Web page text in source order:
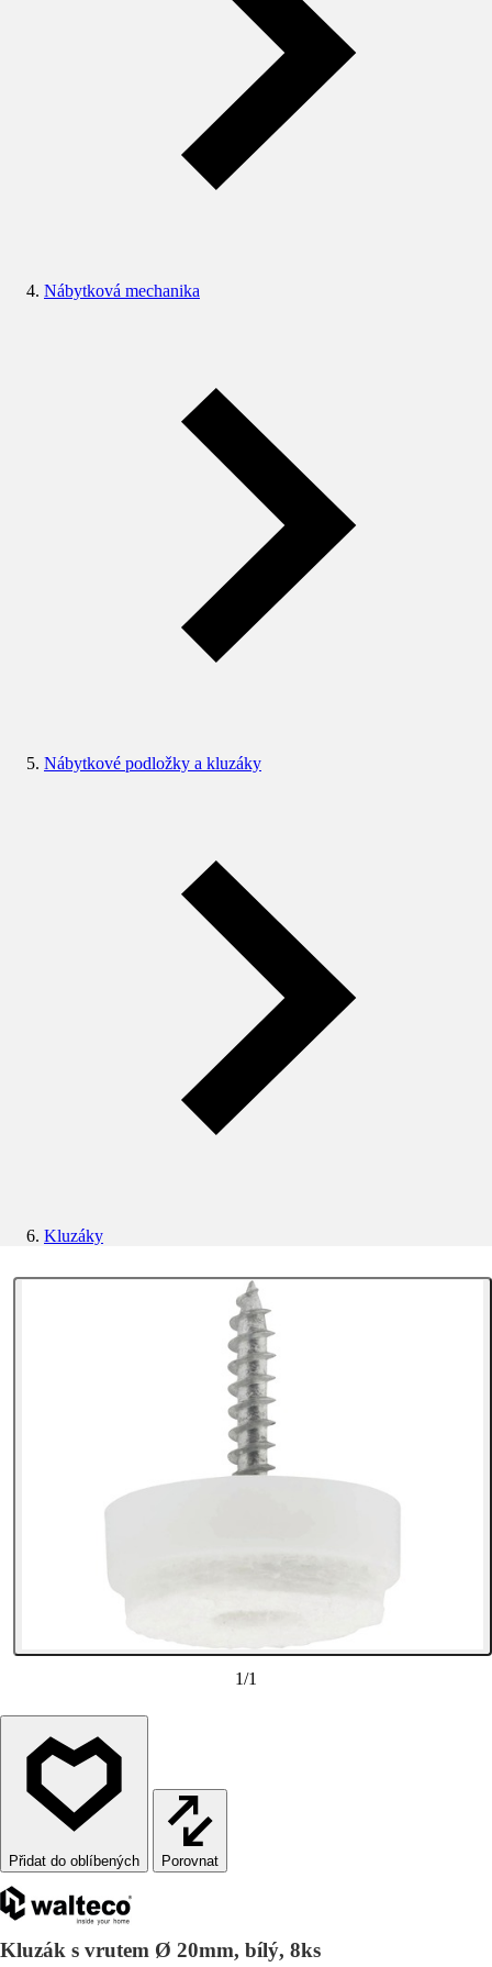
Nábytková mechanika
Nábytkové podložky a kluzáky
Kluzáky
1/1
Porovnat
Kluzák s vrutem Ø 20mm, bílý, 8ks